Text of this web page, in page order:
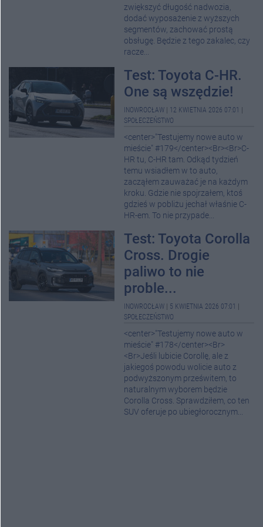
zwiększyć długość nadwozia,
dodać wyposażenie z wyższych
segmentów, zachować prostą
obsługę. Będzie z tego zakalec, czy
racze...
Test: Toyota C-HR.
One są wszędzie!
INOWROCŁAW 12 KWIETNIA 2026 07:01
SPOŁECZEŃSTWO
<center>"Testujemy nowe auto w
mieście" #179</center><Br><Br>C-
HR tu, C-HR tam. Odkąd tydzień
temu wsiadłem w to auto,
zacząłem zauważać je na każdym
kroku. Gdzie nie spojrzałem, ktoś
gdzieś w pobliżu jechał właśnie C-
HR-em. To nie przypade...
Test: Toyota Corolla
Cross. Drogie
paliwo to nie
proble...
INOWROCŁAW 5 KWIETNIA 2026 07:01
SPOŁECZEŃSTWO
<center>"Testujemy nowe auto w
mieście" #178</center><Br>
<Br>Jeśli lubicie Corollę, ale z
jakiegoś powodu wolicie auto z
podwyższonym prześwitem, to
naturalnym wyborem będzie
Corolla Cross. Sprawdziłem, co ten
SUV oferuje po ubiegłorocznym...